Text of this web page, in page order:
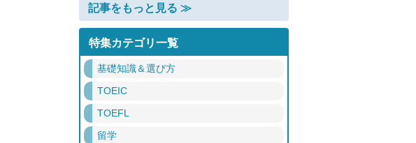
記事をもっと見る ≫
特集カテゴリ一覧
基礎知識＆選び方
TOEIC
TOEFL
留学